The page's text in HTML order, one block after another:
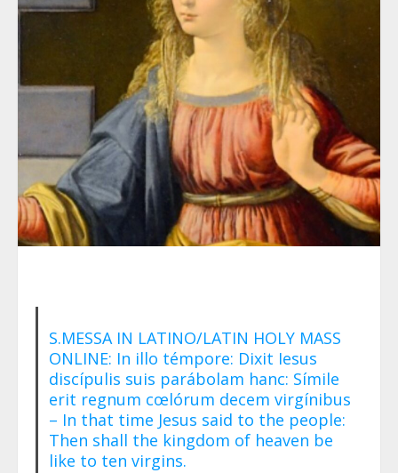
S.MESSA IN LATINO/LATIN HOLY MASS
ONLINE: In illo témpore: Dixit Iesus
discípulis suis parábolam hanc: Símile
erit regnum cœlórum decem virgínibus
– In that time Jesus said to the people:
Then shall the kingdom of heaven be
like to ten virgins.